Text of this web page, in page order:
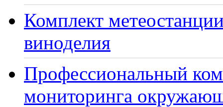
Комплект
виноделия
Профессиональный
мониторинга